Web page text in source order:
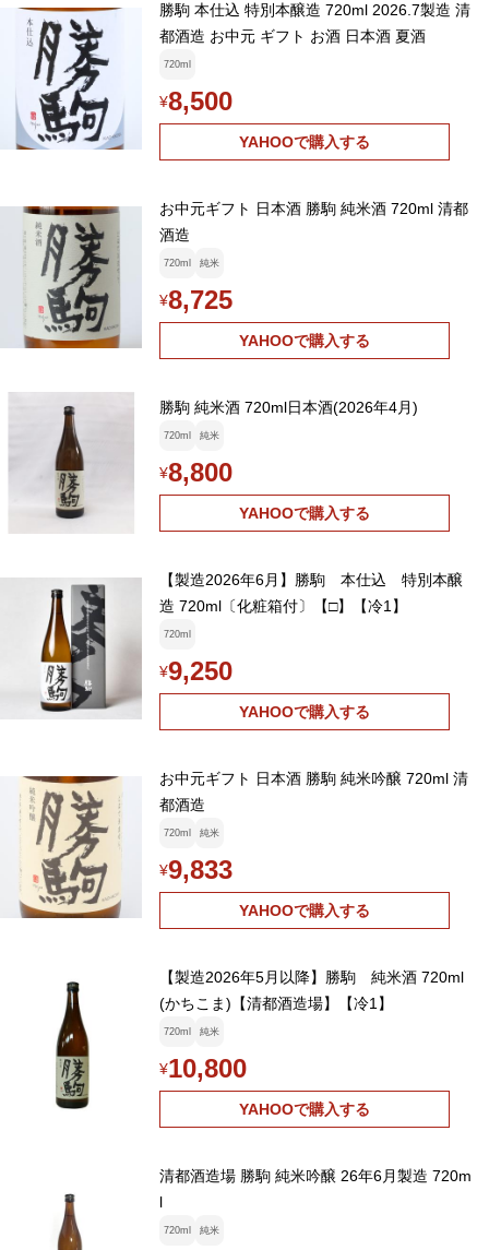
勝駒 本仕込 特別本醸造 720ml 2026.7製造 清
都酒造 お中元 ギフト お酒 日本酒 夏酒
720ml
¥8,500
YAHOOで購入する
お中元ギフト 日本酒 勝駒 純米酒 720ml 清都
酒造
720ml 純米
¥8,725
YAHOOで購入する
勝駒 純米酒 720ml日本酒(2026年4月)
720ml 純米
¥8,800
YAHOOで購入する
【製造2026年6月】勝駒 本仕込 特別本醸
造 720ml〔化粧箱付〕【□】【冷1】
720ml
¥9,250
YAHOOで購入する
お中元ギフト 日本酒 勝駒 純米吟醸 720ml 清
都酒造
720ml 純米
¥9,833
YAHOOで購入する
【製造2026年5月以降】勝駒 純米酒 720ml
(かちこま)【清都酒造場】【冷1】
720ml 純米
¥10,800
YAHOOで購入する
清都酒造場 勝駒 純米吟醸 26年6月製造 720m
l
720ml 純米